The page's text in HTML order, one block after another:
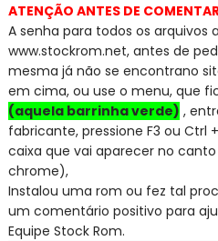
ATENÇÃO ANTES DE
A senha para todos os arquivos
www.stockrom.net, antes de
mesma já não se encontrano
em cima, ou use o menu, que
(aquela barrinha verde) ,
fabricante, pressione F3 ou Ctrl
caixa que vai aparecer no
chrome),
Instalou uma rom ou fez tal
um comentário positivo para
Equipe Stock Rom.